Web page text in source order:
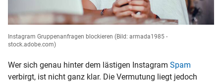
Instagram Gruppenanfragen blockieren (Bild: armada1985 -
stock.adobe.com)
Wer sich genau hinter dem lästigen Instagram Spam
verbirgt, ist nicht ganz klar. Die Vermutung liegt jedoch